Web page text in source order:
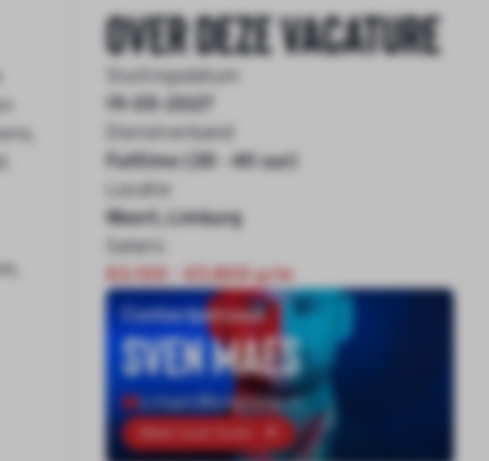
Over deze vacature
Sluitingsdatum
19-05-2027
Dienstverband
Fulltime (38 - 40 uur)
Locatie
Weert, Limburg
Salaris
€3.100 - €3.800 p/m
Contactpersoon
Sven Maes
s.maes@onenine.nl
Meer over Sven